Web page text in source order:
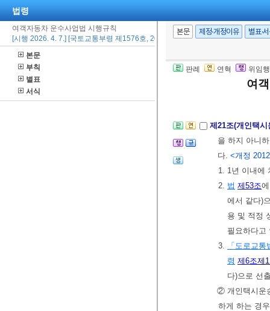
법령
여객자동차 운수사업법 시행규칙
[시행 2026. 4. 7.] [국토교통부령 제1576호, 2026. 4. 7., 일부개정]
본문
부칙
별표
서식
본문 제정·개정이유 별표·
판례 연혁 위임
여
인정하는 사유
② 제1항에 따
한 관할관청
면허를 할 수
제21조(개인택
을 하지 아니
다. <개정
1. 1년 이내에
2. 법 제53조
에서 같다)
용 및 적정
필요하다고
3.
「도로교통
령 제6조제
다)으로 선
② 개인택시운
하게 하는 경